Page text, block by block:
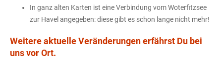
In ganz alten Karten ist eine Verbindung vom Woterfitzsee
zur Havel angegeben: diese gibt es schon lange nicht mehr!
Weitere aktuelle Veränderungen erfährst Du bei
uns vor Ort.